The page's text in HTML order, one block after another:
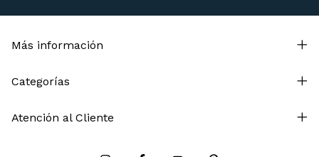
Más información
Categorías
Atención al Cliente